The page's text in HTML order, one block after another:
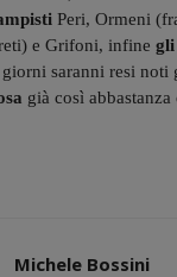
Peri, Ormeni
e Grifoni, infine gli
saranni resi noti
già così
Michele Bossini